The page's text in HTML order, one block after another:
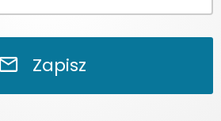
Zapisz